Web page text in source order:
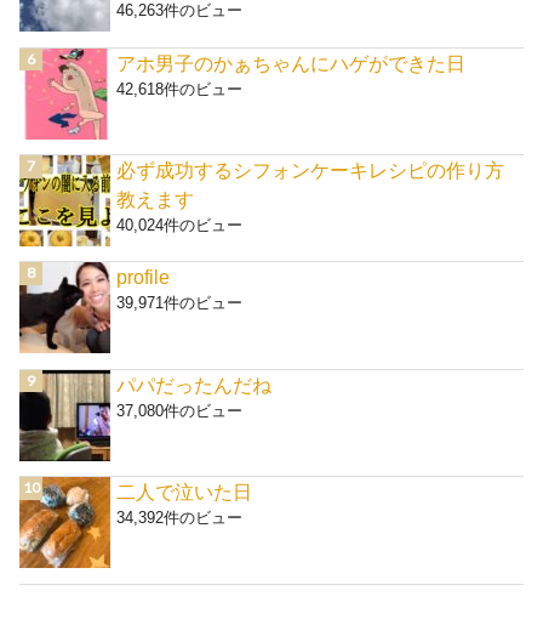
46,263件のビュー
アホ男子のかぁちゃんにハゲができた日
42,618件のビュー
必ず成功するシフォンケーキレシピの作り方
教えます
40,024件のビュー
profile
39,971件のビュー
パパだったんだね
37,080件のビュー
二人で泣いた日
34,392件のビュー